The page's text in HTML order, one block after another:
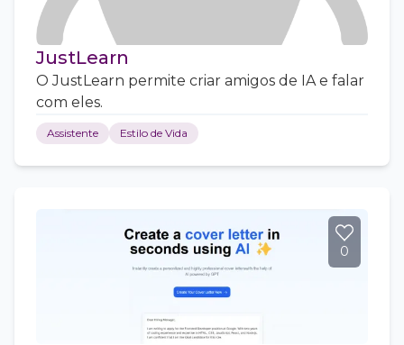
JustLearn
O JustLearn permite criar amigos de IA e falar
com eles.
Assistente Estilo de Vida
0